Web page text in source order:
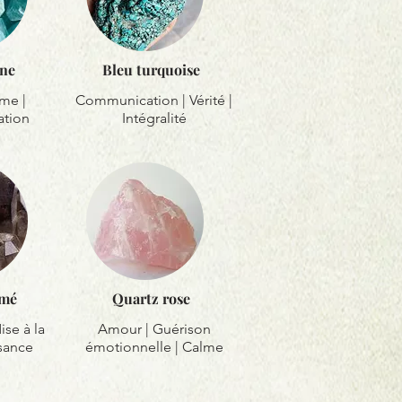
|
à la
Bleu turquoise
Communication | Vérité |
Intégralité
Quartz rose
Amour | Guérison
émotionnelle | Calme